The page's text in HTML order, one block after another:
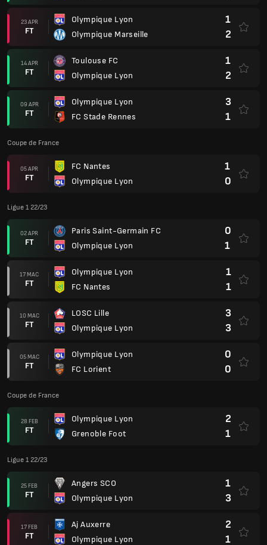
23 APR
FT
Olympique Lyon
Olympique Marseille
1
2
14 APR
FT
Toulouse FC
Olympique Lyon
1
2
09 APR
FT
Olympique Lyon
FC Stade Rennes
3
1
Coupe de France
05 APR
FT
FC Nantes
Olympique Lyon
1
0
Ligue 1 22/23
02 APR
FT
Paris Saint-Germain FC
Olympique Lyon
0
1
17 MAC
FT
Olympique Lyon
FC Nantes
1
1
10 MAC
FT
LOSC Lille
Olympique Lyon
3
3
05 MAC
FT
Olympique Lyon
FC Lorient
0
0
Coupe de France
28 FEB
FT
Olympique Lyon
Grenoble Foot
2
1
Ligue 1 22/23
25 FEB
FT
Angers SCO
Olympique Lyon
1
3
17 FEB
FT
Aj Auxerre
Olympique Lyon
2
1